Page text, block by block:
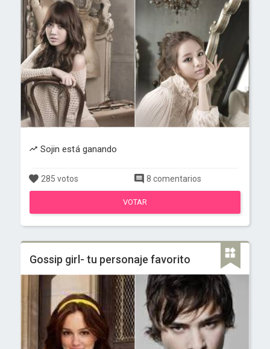
Sojin está ganando
285 votos 8 comentarios
VOTAR
Gossip girl- tu personaje favorito